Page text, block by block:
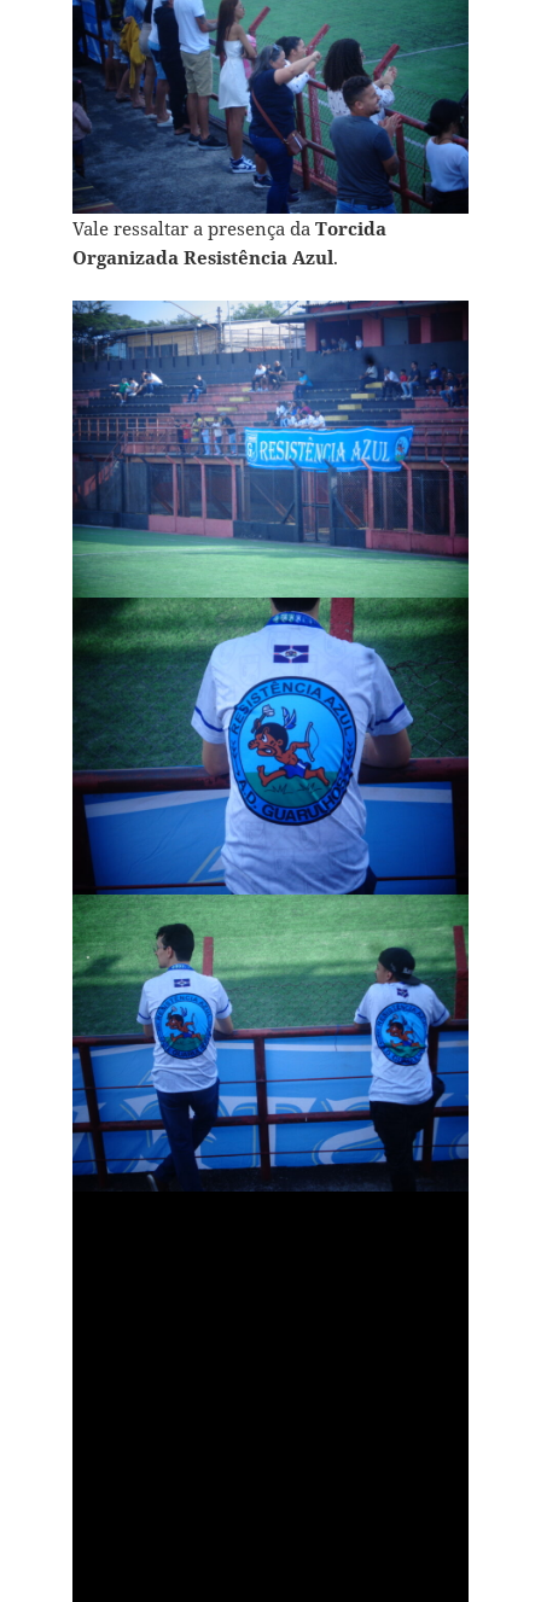
Vale ressaltar a presença da Torcida
Organizada Resistência Azul.